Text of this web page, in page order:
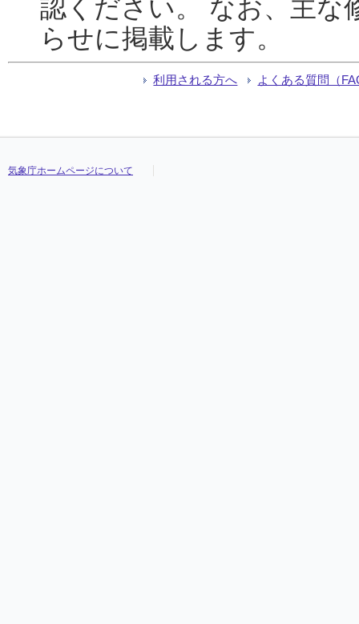
認ください。 なお、主な
らせに掲載します。
利用される方へ よくある質問（
気象庁ホームページについて